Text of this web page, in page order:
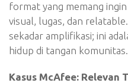
format yang memang
visual, lugas, dan
sekadar amplifikasi; ini
hidup di tangan komunitas.
Kasus McAfee: Relevan